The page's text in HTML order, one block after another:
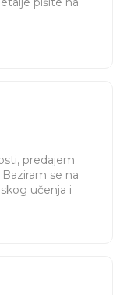
predajem
se na
učenja i
sklapanje
glagola
jezika,